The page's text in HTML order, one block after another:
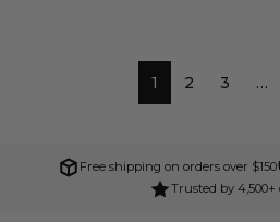
1 2 3 …
Free shipping on orders over $150
Trusted by 4,500+